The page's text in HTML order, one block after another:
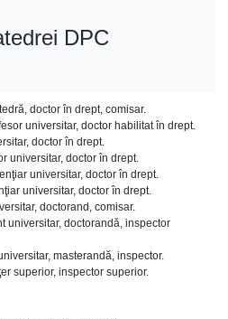
DPC
doctor în drept, comisar.
universitar, doctor habilitat în drept.
doctor în drept.
universitar, doctor în drept.
universitar, doctor în drept.
universitar, doctor în drept.
doctorand, comisar.
universitar, doctorandă, inspector
masterandă, inspector.
superior, inspector superior.